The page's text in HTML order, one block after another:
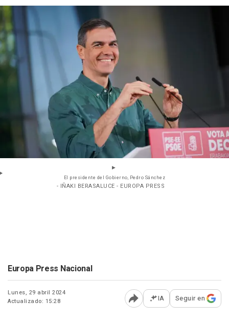
El presidente del Gobierno, Pedro Sánchez
- IÑAKI BERASALUCE - EUROPA PRESS
Europa Press Nacional
Lunes, 29 abril 2024
Actualizado: 15:28
Abrir opciones para
IA Seguir en